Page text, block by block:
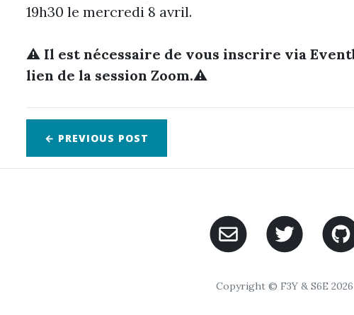
19h30 le mercredi 8 avril.
⚠️ Il est nécessaire de vous inscrire via
lien de la session Zoom.⚠️
← PREVIOUS POST
Copyright © F3Y & S6E 2026